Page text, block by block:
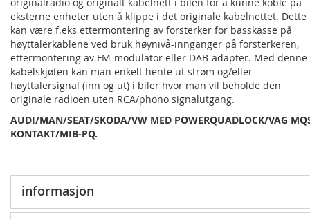
eksterne enheter uten å klippe i det originale kabelnettet. Dette
kan være f.eks ettermontering av forsterker for basskasse på
høyttalerkablene ved bruk høynivå-innganger på forsterkeren,
ettermontering av FM-modulator eller DAB-adapter. Med denne
kabelskjøten kan man enkelt hente ut strøm og/eller
høyttalersignal (inn og ut) i biler hvor man vil beholde den
originale radioen uten RCA/phono signalutgang.
AUDI/MAN/SEAT/SKODA/VW MED POWERQUADLOCK/VAG
KONTAKT/MIB-PQ.
informasjon